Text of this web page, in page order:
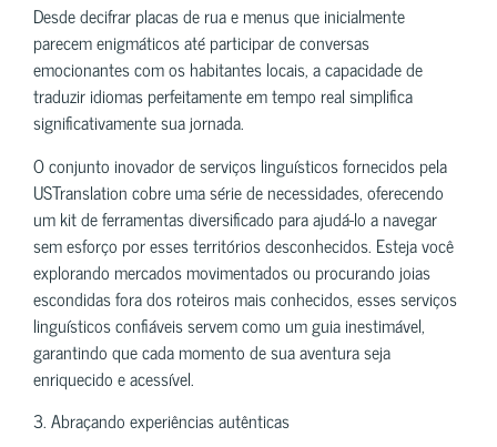
Desde decifrar placas de rua e menus que inicialmente
parecem enigmáticos até participar de conversas
emocionantes com os habitantes locais, a capacidade de
traduzir idiomas perfeitamente em tempo real simplifica
significativamente sua jornada.
O conjunto inovador de serviços linguísticos fornecidos pela
USTranslation cobre uma série de necessidades, oferecendo
um kit de ferramentas diversificado para ajudá-lo a navegar
sem esforço por esses territórios desconhecidos. Esteja você
explorando mercados movimentados ou procurando joias
escondidas fora dos roteiros mais conhecidos, esses serviços
linguísticos confiáveis servem como um guia inestimável,
garantindo que cada momento de sua aventura seja
enriquecido e acessível.
3. Abraçando experiências autênticas